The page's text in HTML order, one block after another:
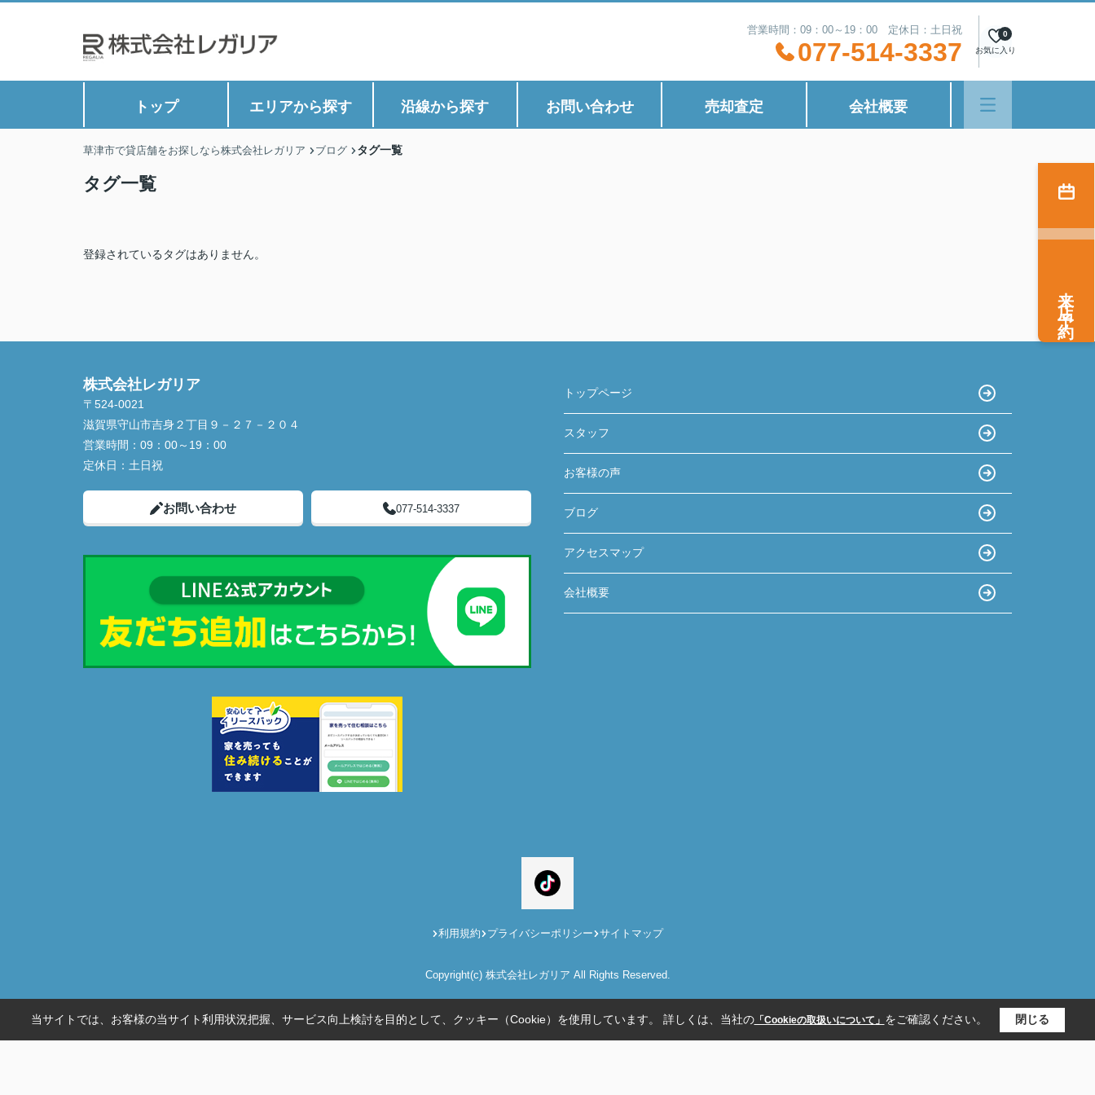
営業時間：09：00～19：00 定休日：土日祝
077-514-3337 お気に入り
0
トップ エリアから探す 沿線から探す お問い合わせ 売却査定 会社概要
草津市で貸店舗をお探しなら株式会社レガリア ブログ タグ一覧
タグ一覧
登録されているタグはありません。
来店予約
株式会社レガリア
〒524-0021
滋賀県守山市吉身２丁目９－２７－２０４
営業時間： 09：00～19：00
定休日： 土日祝
お問い合わせ 077-514-3337
トップページ
スタッフ
お客様の声
ブログ
アクセスマップ
会社概要
利用規約 プライバシーポリシー サイトマップ
Copyright(c) 株式会社レガリア All Rights Reserved.
当サイトでは、お客様の当サイト利用状況把握、サービス向上検討を目的として、クッキー（Cookie）を使用しています。 詳しくは、当社の「Cookieの取扱いについて」 をご確認ください。 閉じる